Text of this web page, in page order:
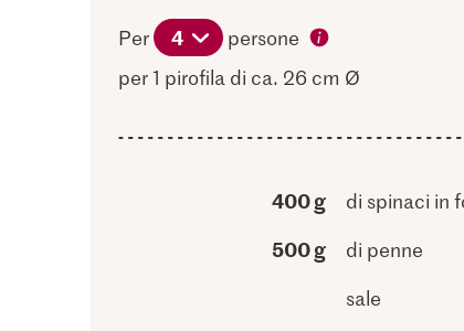
Per 4
persone
per 1 pirofila di ca. 26 cm Ø
400 g di spinaci in
500 g
di penne
sale